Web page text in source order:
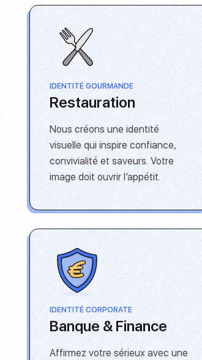
IDENTITÉ GOURMANDE
Restauration
Nous créons une identité
visuelle qui inspire confiance,
convivialité et saveurs. Votre
image doit ouvrir l’appétit.
IDENTITÉ CORPORATE
Banque & Finance
Affirmez votre sérieux avec une